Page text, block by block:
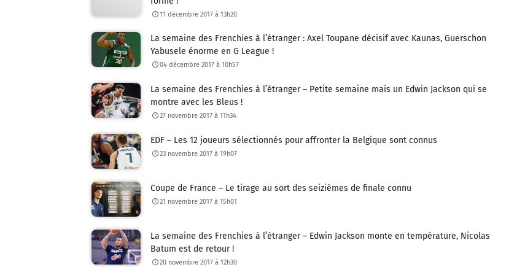
11 décembre 2017 à 13h20
La semaine des Frenchies à l’étranger : Axel Toupane décisif avec Kaunas, Guerschon
Yabusele énorme en G League !
04 décembre 2017 à 10h57
La semaine des Frenchies à l’étranger – Petite semaine mais un Edwin Jackson qui se
montre avec les Bleus !
27 novembre 2017 à 11h34
EDF – Les 12 joueurs sélectionnés pour affronter la Belgique sont connus
23 novembre 2017 à 19h07
Coupe de France – Le tirage au sort des seizièmes de finale connu
21 novembre 2017 à 15h01
La semaine des Frenchies à l’étranger – Edwin Jackson monte en température, Nicolas
Batum est de retour !
20 novembre 2017 à 12h30